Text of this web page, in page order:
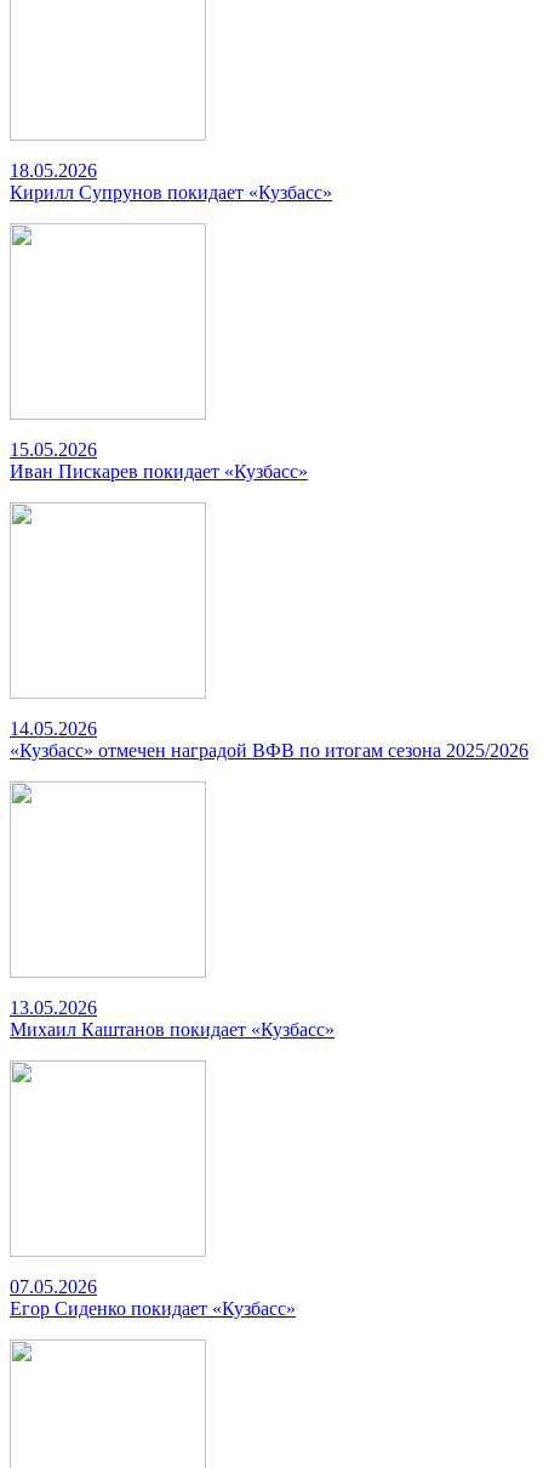
18.05.2026
Кирилл Супрунов покидает «Кузбасс»
15.05.2026
Иван Пискарев покидает «Кузбасс»
14.05.2026
«Кузбасс» отмечен наградой ВФВ по итогам сезона 2025/2026
13.05.2026
Михаил Каштанов покидает «Кузбасс»
07.05.2026
Егор Сиденко покидает «Кузбасс»